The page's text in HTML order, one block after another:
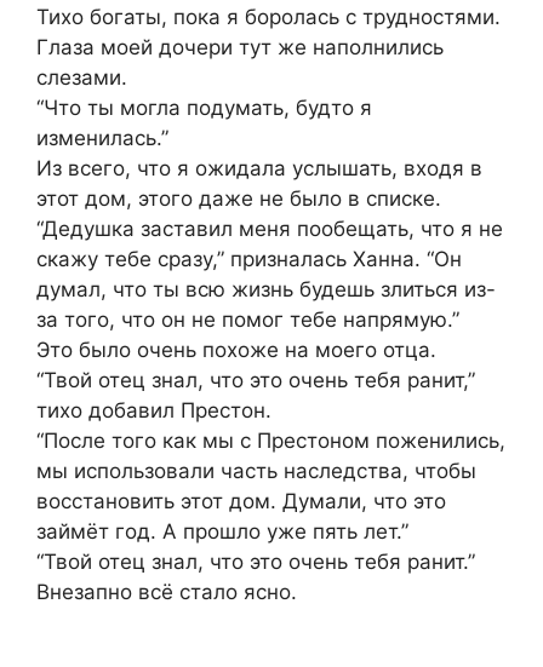
Тихо богаты, пока я боролась с трудностями.
Глаза моей дочери тут же наполнились
слезами.
“Что ты могла подумать, будто я
изменилась.”
Из всего, что я ожидала услышать, входя в
этот дом, этого даже не было в списке.
“Дедушка заставил меня пообещать, что я не
скажу тебе сразу,” призналась Ханна. “Он
думал, что ты всю жизнь будешь злиться из-
за того, что он не помог тебе напрямую.”
Это было очень похоже на моего отца.
“Твой отец знал, что это очень тебя ранит,”
тихо добавил Престон.
“После того как мы с Престоном поженились,
мы использовали часть наследства, чтобы
восстановить этот дом. Думали, что это
займёт год. А прошло уже пять лет.”
“Твой отец знал, что это очень тебя ранит.”
Внезапно всё стало ясно.